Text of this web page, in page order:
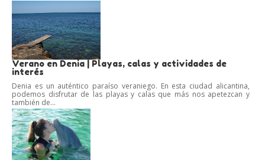
Verano en Denia | Playas, calas y actividades de
interés
Denia es un auténtico paraíso veraniego. En esta ciudad alicantina,
podemos disfrutar de las playas y calas que más nos apetezcan y
también de...